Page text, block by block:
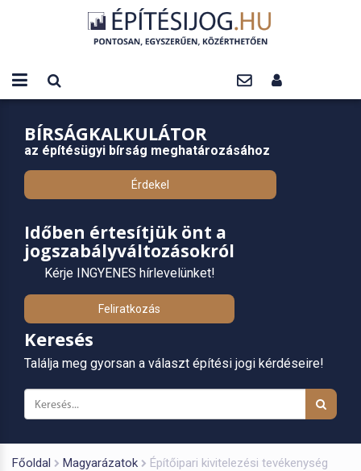
BÍRSÁGKALKULÁTOR
az építésügyi bírság meghatározásához
Érdekel
Időben értesítjük önt a
jogszabályváltozásokról
Kérje INGYENES hírlevelünket!
Feliratkozás
Keresés
Találja meg gyorsan a választ építési jogi kérdéseire!
Főoldal Magyarázatok Építőipari kivitelezési tevékenység